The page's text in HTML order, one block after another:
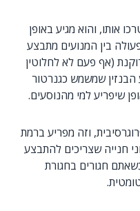
אותו, והוא מגיע באופן
בין המנועים מתבצע
(אף פעם לא לחלוטין
הבנזין שמשמש כגנרטור
שיפריע למי מהנוסעים.
וזה מפריע ברמת
חנייה שצריכים להתבצע
חגורים בחגורת